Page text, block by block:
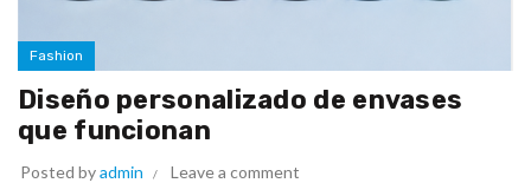
Fashion
Diseño personalizado de envases
que funcionan
Posted byadmin
Leave a comment